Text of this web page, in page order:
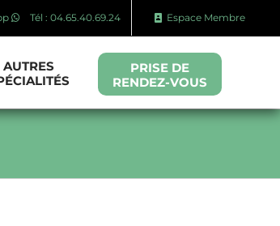
Tél : 04.65.40.69.24 Espace Membre
AUTRES
PRISE DE
RENDEZ-VOUS